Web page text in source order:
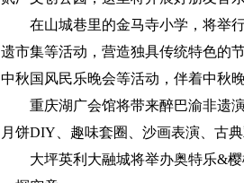
在山城巷里的金马寺小学，将举
遗市集等活动，营造独具传统特色的
中秋国风民乐晚会等活动，伴着中秋
重庆湖广会馆将带来醉巴渝非遗
月饼DIY、趣味套圈、沙画表演、古
大坪英利大融城将举办奥特乐&